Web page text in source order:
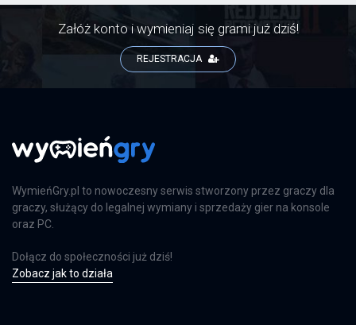
Załóż konto i wymieniaj się grami już dziś!
REJESTRACJA
WymieńGry.pl to nowoczesny serwis stworzony przez graczy dla
graczy, służący do legalnej wymiany i sprzedaży gier na konsole
oraz PC.
Dołącz do społeczności już dziś!
Zobacz jak to działa